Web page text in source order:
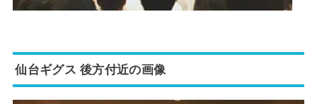
仙台ギグス 後方付近の画像